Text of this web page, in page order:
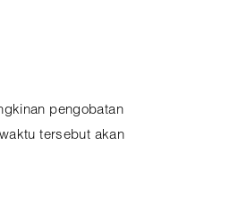
pengobatan
tersebut akan